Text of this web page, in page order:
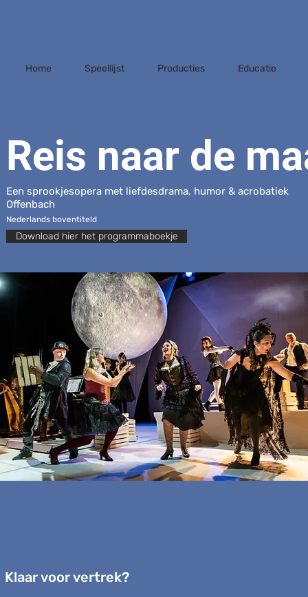
Home Speellijst Producties Educatie
Reis naar de
Een sprookjesopera met liefdesdrama, humor & acrobatiek
Offenbach
Nederlands boventiteld
Download hier het programmaboekje
Klaar voor vertrek?